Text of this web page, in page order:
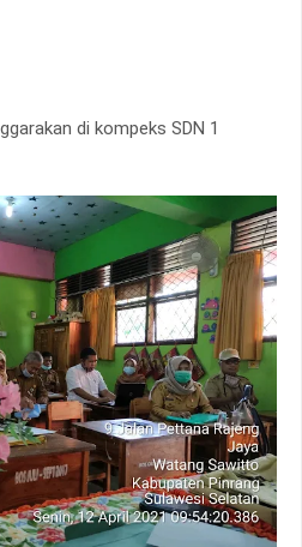
di kompeks SDN 1